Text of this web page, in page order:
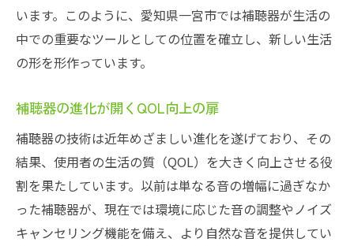
います。このように、愛知県一宮市では補聴器が生活の
中での重要なツールとしての位置を確立し、新しい生活
の形を形作っています。
補聴器の進化が開くQOL向上の扉
補聴器の技術は近年めざましい進化を遂げており、その
結果、使用者の生活の質（QOL）を大きく向上させる役
割を果たしています。以前は単なる音の増幅に過ぎなか
った補聴器が、現在では環境に応じた音の調整やノイズ
キャンセリング機能を備え、より自然な音を提供してい